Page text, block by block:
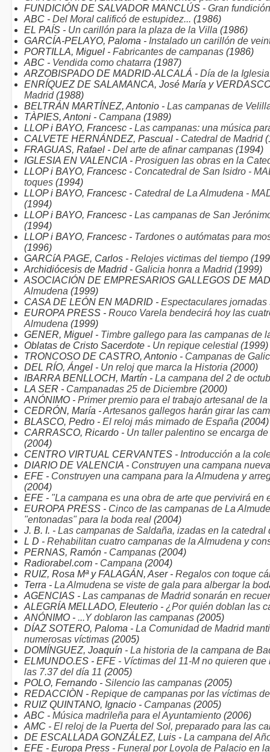
FUNDICIÓN DE SALVADOR MANCLÚS - Gran
ABC - Del Moral calificó de estupidez... (1986)
EL PAÍS - Un carillón para la plaza de la Villa (1986)
GARCÍA-PELAYO, Paloma - Instalado un carillón de
PORTILLA, Miguel - Fabricantes de campanas (1986)
ABC - Vendida como chatarra (1987)
ARZOBISPADO DE MADRID-ALCALÁ - Día de la
ENRÍQUEZ DE SALAMANCA, José María y
Madrid(1988)
BELTRÁN MARTÍNEZ, Antonio - Las campanas de
TÀPIES, Antoni - Campana (1989)
LLOP i BAYO, Francesc - Las campanas: una música
CALVETE HERNÁNDEZ, Pascual - Catedral de Madrid
FRAGUAS, Rafael - Del arte de afinar campanas (1994)
IGLESIA EN VALENCIA - Prosiguen las obras en la
LLOP i BAYO, Francesc - Concatedral de San Isidro -
toques (1994)
LLOP i BAYO, Francesc - Catedral de La Almudena -
(1994)
LLOP i BAYO, Francesc - Las campanas de San
(1994)
LLOP i BAYO, Francesc - Tardones o autómatas para
(1996)
GARCíA PAGE, Carlos - Relojes victimas del tiempo
Archidiócesis de Madrid - Galicia honra a Madrid(1999)
ASOCIACIÓN DE EMPRESARIOS GALLEGOS DE
Almudena (1999)
CASA DE LEÓN EN MADRID - Espectaculares jornadas
EUROPA PRESS - Rouco Varela bendecirá hoy las
Almudena (1999)
GENER, Miguel - Timbre gallego para las campanas de
Oblatas de Cristo Sacerdote - Un repique celestial (1999)
TRONCOSO DE CASTRO, Antonio - Campanas de
DEL RÍO, Ángel - Un reloj que marca la Historia (2000)
IBARRA BENLLOCH, Martín - La campana del 2 de
LA SER - Campanadas 25 de Diciembre (2000)
ANÓNIMO - Primer premio para el trabajo artesanal de
CEDRÓN, María -Artesanos gallegos harán girar las
BLASCO, Pedro - El reloj más mimado de España (2004)
CARRASCO, Ricardo - Un taller palentino se encarga
(2004)
CENTRO VIRTUAL CERVANTES - Introducción a la
DIARIO DE VALENCIA - Construyen una campana
EFE - Construyen una campana para la Almudena y
(2004)
EFE - "La campana es una obra de arte que pervivirá en
EUROPA PRESS - Cinco de las campanas de La
"entonadas" para la boda real (2004)
J. B. I. - Las campanas de Saldaña, izadas en la catedral
L D - Rehabilitan cuatro campanas de la Almudena y
PERNAS, Ramón - Campanas (2004)
Radiorabel.com - Campana (2004)
RUIZ, Rosa Mª y FALAGÁN, Aser - Regalos con toque
Terra - La Almudena se viste de gala para albergar la
AGENCIAS - Las campanas de Madrid sonarán en
ALEGRÍA MELLADO, Eleuterio - ¿Por quién doblan las
ANÓNIMO - ...Y doblaron las campanas (2005)
DÍAZ SOTERO, Paloma - La Comunidad de Madrid
numerosas víctimas (2005)
DOMÍNGUEZ, Joaquín - La historia de la campana de
ELMUNDO.ES - EFE - Víctimas del 11-M no quieren
las 7.37 del día 11 (2005)
POLO, Fernando - Silencio las campanas (2005)
REDACCIÒN - Repique de campanas por las víctimas
RUIZ QUINTANO, Ignacio - Campanas (2005)
ABC - Música madrileña para el Ayuntamiento (2006)
AMC - El reloj de la Puerta del Sol, preparado para las
DE ESCALLADA GONZÁLEZ, Luis - La campana del
EFE - Europa Press - Funeral por Loyola de Palacio en